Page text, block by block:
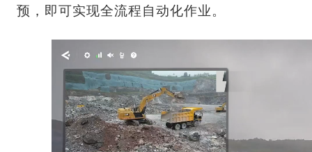
预，即可实现全流程自动化作业。